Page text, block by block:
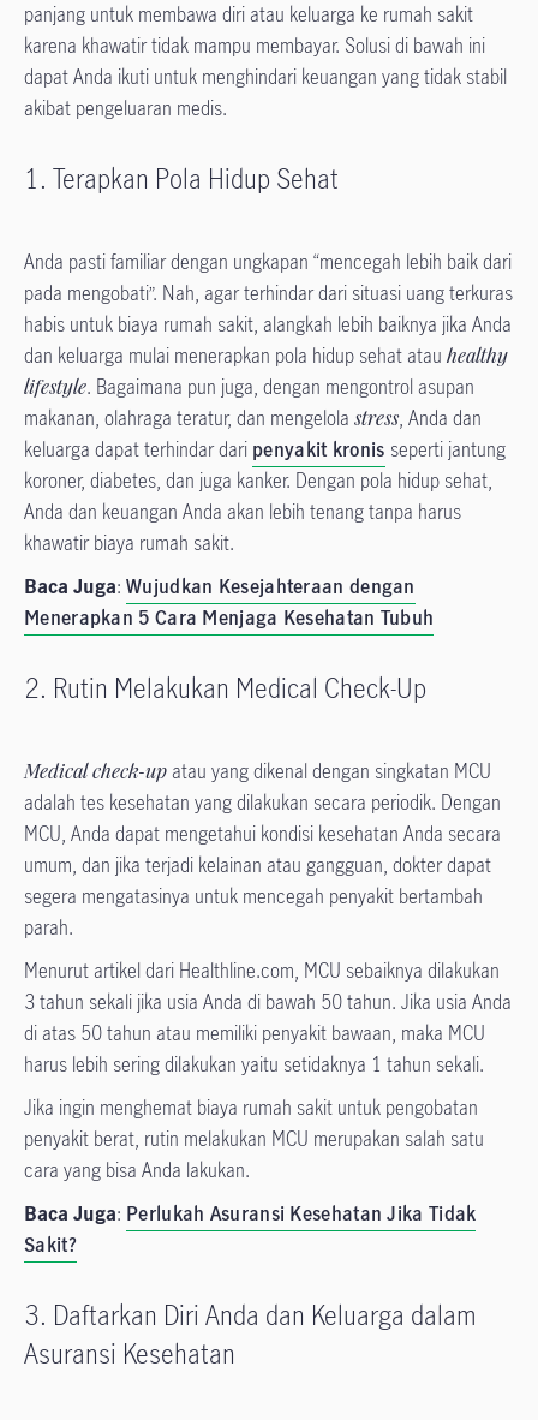
panjang untuk membawa diri atau keluarga ke rumah sakit
karena khawatir tidak mampu membayar. Solusi di bawah ini
dapat Anda ikuti untuk menghindari keuangan yang tidak stabil
akibat pengeluaran medis.
1. Terapkan Pola Hidup Sehat
Anda pasti familiar dengan ungkapan “mencegah lebih baik dari
pada mengobati”. Nah, agar terhindar dari situasi uang terkuras
habis untuk biaya rumah sakit, alangkah lebih baiknya jika Anda
dan keluarga mulai menerapkan pola hidup sehat atau healthy
lifestyle. Bagaimana pun juga, dengan mengontrol asupan
makanan, olahraga teratur, dan mengelola stress, Anda dan
keluarga dapat terhindar dari penyakit kronis seperti jantung
koroner, diabetes, dan juga kanker. Dengan pola hidup sehat,
Anda dan keuangan Anda akan lebih tenang tanpa harus
khawatir biaya rumah sakit.
Baca Juga: Wujudkan Kesejahteraan dengan
Menerapkan 5 Cara Menjaga Kesehatan Tubuh
2. Rutin Melakukan Medical Check-Up
Medical check-upatau yang dikenal dengan singkatan MCU
adalah tes kesehatan yang dilakukan secara periodik. Dengan
MCU, Anda dapat mengetahui kondisi kesehatan Anda secara
umum, dan jika terjadi kelainan atau gangguan, dokter dapat
segera mengatasinya untuk mencegah penyakit bertambah
parah.
Menurut artikel dari Healthline.com, MCU sebaiknya dilakukan
3 tahun sekali jika usia Anda di bawah 50 tahun. Jika usia Anda
di atas 50 tahun atau memiliki penyakit bawaan, maka MCU
harus lebih sering dilakukan yaitu setidaknya 1 tahun sekali.
Jika ingin menghemat biaya rumah sakit untuk pengobatan
penyakit berat, rutin melakukan MCU merupakan salah satu
cara yang bisa Anda lakukan.
Baca Juga: Perlukah Asuransi Kesehatan Jika Tidak
Sakit?
3. Daftarkan Diri Anda dan Keluarga dalam
Asuransi Kesehatan